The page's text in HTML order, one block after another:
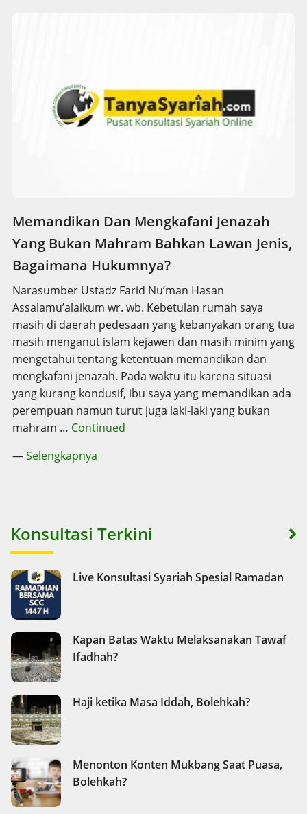
Memandikan Dan Mengkafani Jenazah
Yang Bukan Mahram Bahkan Lawan Jenis,
Bagaimana Hukumnya?
Narasumber Ustadz Farid Nu’man Hasan
Assalamu’alaikum wr. wb. Kebetulan rumah saya
masih di daerah pedesaan yang kebanyakan orang tua
masih menganut islam kejawen dan masih minim yang
mengetahui tentang ketentuan memandikan dan
mengkafani jenazah. Pada waktu itu karena situasi
yang kurang kondusif, ibu saya yang memandikan ada
perempuan namun turut juga laki-laki yang bukan
mahram … Continued
—Selengkapnya
Konsultasi Terkini
Live Konsultasi Syariah Spesial Ramadan
Kapan Batas Waktu Melaksanakan Tawaf
Ifadhah?
Haji ketika Masa Iddah, Bolehkah?
Menonton Konten Mukbang Saat Puasa,
Bolehkah?